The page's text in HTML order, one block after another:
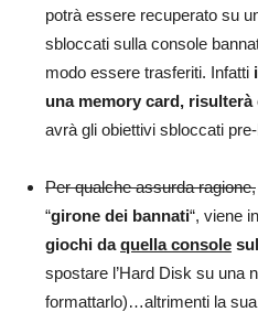
potrà essere recuperato su
sbloccati sulla console
modo essere trasferiti. Infatti
una memory card,
avrà gli obiettivi sbloccati
Per qualche assurda ragione,
“girone dei bannati“, viene
giochi daquella console
spostare l’Hard Disk su una
formattarlo)…altrimenti la